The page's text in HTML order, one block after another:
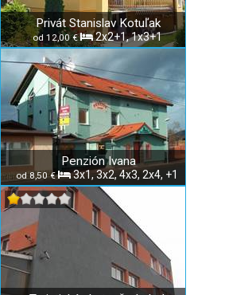
Privát Stanislav Kotuľak
od 12,00 € 2x2+1, 1x3+1
Penzión Ivana
od 8,50 € 3x1, 3x2, 4x3, 2x4, +1